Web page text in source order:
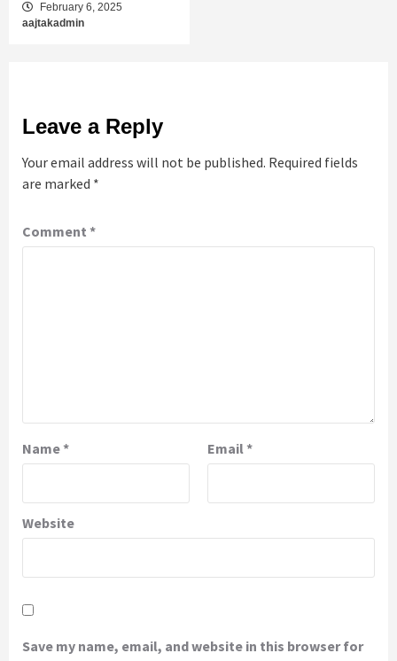
February 6, 2025
aajtakadmin
Leave a Reply
Your email address will not be published. Required fields
are marked *
Comment *
Name* Email*
Website
Save my name, email, and website in this browser for